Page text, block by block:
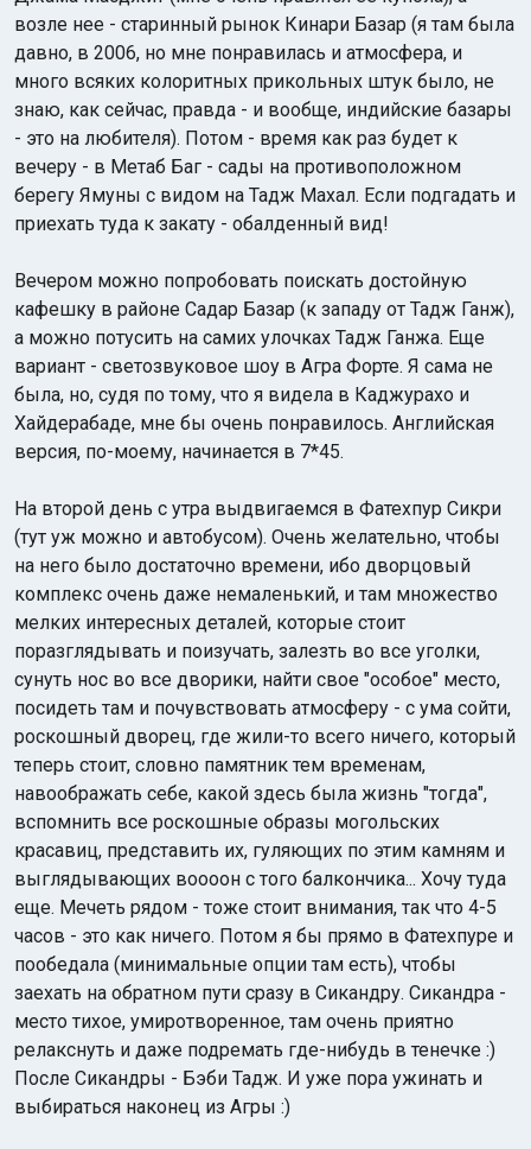
возле нее - старинный рынок Кинари Базар (я там была
давно, в 2006, но мне понравилась и атмосфера, и
много всяких колоритных прикольных штук было, не
знаю, как сейчас, правда - и вообще, индийские базары
- это на любителя). Потом - время как раз будет к
вечеру - в Метаб Баг - сады на противоположном
берегу Ямуны с видом на Тадж Махал. Если подгадать и
приехать туда к закату - обалденный вид!
Вечером можно попробовать поискать достойную
кафешку в районе Садар Базар (к западу от Тадж Ганж),
а можно потусить на самих улочках Тадж Ганжа. Еще
вариант - светозвуковое шоу в Агра Форте. Я сама не
была, но, судя по тому, что я видела в Каджурахо и
Хайдерабаде, мне бы очень понравилось. Английская
версия, по-моему, начинается в 7*45.
На второй день с утра выдвигаемся в Фатехпур Сикри
(тут уж можно и автобусом). Очень желательно, чтобы
на него было достаточно времени, ибо дворцовый
комплекс очень даже немаленький, и там множество
мелких интересных деталей, которые стоит
поразглядывать и поизучать, залезть во все уголки,
сунуть нос во все дворики, найти свое "особое" место,
посидеть там и почувствовать атмосферу - с ума сойти,
роскошный дворец, где жили-то всего ничего, который
теперь стоит, словно памятник тем временам,
навоображать себе, какой здесь была жизнь "тогда",
вспомнить все роскошные образы могольских
красавиц, представить их, гуляющих по этим камням и
выглядывающих воооон с того балкончика... Хочу туда
еще. Мечеть рядом - тоже стоит внимания, так что 4-5
часов - это как ничего. Потом я бы прямо в Фатехпуре и
пообедала (минимальные опции там есть), чтобы
заехать на обратном пути сразу в Сикандру. Сикандра -
место тихое, умиротворенное, там очень приятно
релакснуть и даже подремать где-нибудь в тенечке :)
После Сикандры - Бэби Тадж. И уже пора ужинать и
выбираться наконец из Агры :)